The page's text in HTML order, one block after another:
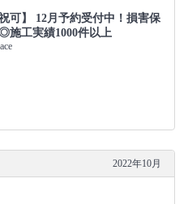
祝可】 12月予約受付中！損害保
施工実績1000件以上
2022年10月